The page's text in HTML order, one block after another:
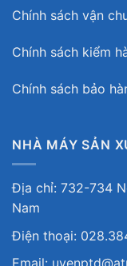
Chính sách vận
Chính sách kiểm
Chính sách bảo
NHÀ MÁY SẢN
Địa chỉ: 732-734
Nam
Điện thoại: